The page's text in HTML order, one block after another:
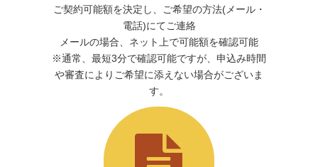
ご契約可能額を決定し、ご希望の方法(メール・
電話)にてご連絡
メールの場合、ネット上で可能額を確認可能
※通常、最短3分で確認可能ですが、申込み時間
や審査によりご希望に添えない場合がございま
す。